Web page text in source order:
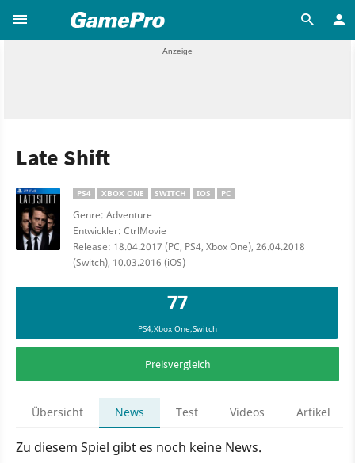
Late Shift
PS4 XBOX ONE SWITCH IOS PC
Genre: Adventure
Entwickler: CtrlMovie
Release: 18.04.2017 (PC, PS4, Xbox One), 26.04.2018
(Switch), 10.03.2016 (iOS)
77
PS4,Xbox One,Switch
Preisvergleich
Übersicht News Test Videos Artikel
Zu diesem Spiel gibt es noch keine News.